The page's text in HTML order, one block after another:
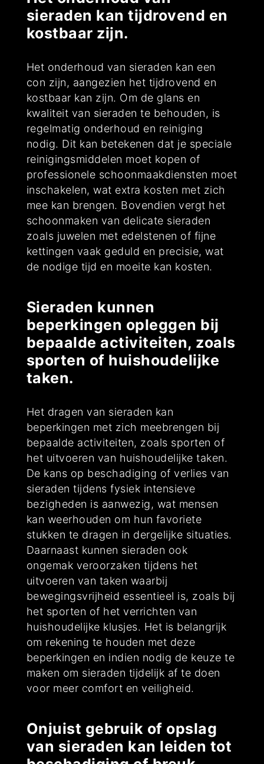
sieraden kan tijdrovend en
kostbaar zijn.
Het onderhoud van sieraden kan een
con zijn, aangezien het tijdrovend en
kostbaar kan zijn. Om de glans en
kwaliteit van sieraden te behouden, is
regelmatig onderhoud en reiniging
nodig. Dit kan betekenen dat je speciale
reinigingsmiddelen moet kopen of
professionele schoonmaakdiensten moet
inschakelen, wat extra kosten met zich
mee kan brengen. Bovendien vergt het
schoonmaken van delicate sieraden
zoals juwelen met edelstenen of fijne
kettingen vaak geduld en precisie, wat
de nodige tijd en moeite kan kosten.
Sieraden kunnen
beperkingen opleggen bij
bepaalde activiteiten, zoals
sporten of huishoudelijke
taken.
Het dragen van sieraden kan
beperkingen met zich meebrengen bij
bepaalde activiteiten, zoals sporten of
het uitvoeren van huishoudelijke taken.
De kans op beschadiging of verlies van
sieraden tijdens fysiek intensieve
bezigheden is aanwezig, wat mensen
kan weerhouden om hun favoriete
stukken te dragen in dergelijke situaties.
Daarnaast kunnen sieraden ook
ongemak veroorzaken tijdens het
uitvoeren van taken waarbij
bewegingsvrijheid essentieel is, zoals bij
het sporten of het verrichten van
huishoudelijke klusjes. Het is belangrijk
om rekening te houden met deze
beperkingen en indien nodig de keuze te
maken om sieraden tijdelijk af te doen
voor meer comfort en veiligheid.
Onjuist gebruik of opslag
van sieraden kan leiden tot